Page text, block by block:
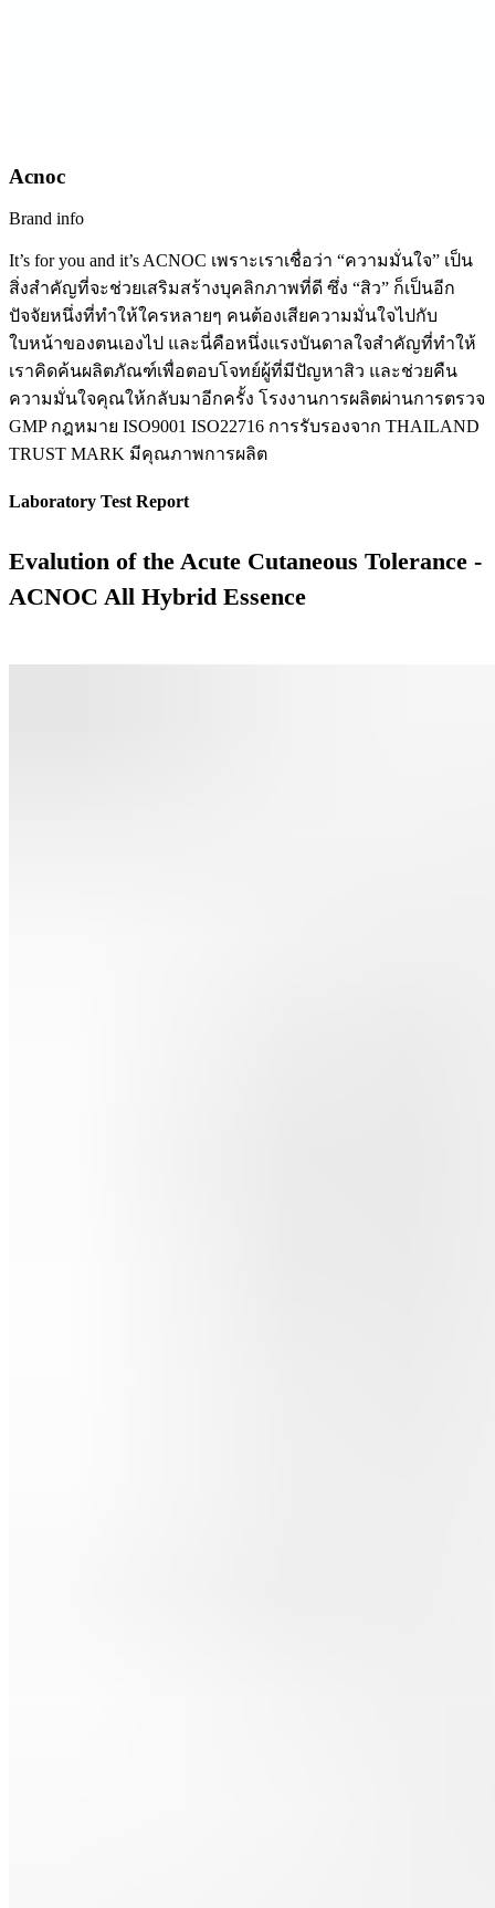
Acnoc
Brand info
It’s for you and it’s ACNOC เพราะเราเชื่อว่า “ความมั่นใจ” เป็น
สิ่งสำคัญที่จะช่วยเสริมสร้างบุคลิกภาพที่ดี ซึ่ง “สิว” ก็เป็นอีก
ปัจจัยหนึ่งที่ทำให้ใครหลายๆ คนต้องเสียความมั่นใจไปกับ
ใบหน้าของตนเองไป และนี่คือหนึ่งแรงบันดาลใจสำคัญที่ทำให้
เราคิดค้นผลิตภัณฑ์เพื่อตอบโจทย์ผู้ที่มีปัญหาสิว และช่วยคืน
ความมั่นใจคุณให้กลับมาอีกครั้ง โรงงานการผลิตผ่านการตรวจ
GMP กฎหมาย ISO9001 ISO22716 การรับรองจาก THAILAND
TRUST MARK มีคุณภาพการผลิต
Laboratory Test Report
Evalution of the Acute Cutaneous Tolerance -
ACNOC All Hybrid Essence